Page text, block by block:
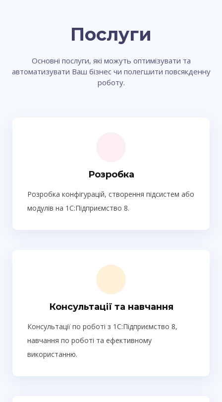
Послуги
Основні послуги, які можуть оптимізувати та
автоматизувати Ваш бізнес чи полегшити повсякденну
роботу.
Розробка
Розробка конфігурацій, створення підсистем або
модулів на 1С:Підприємство 8.
Консультації та навчання
Консультації по роботі з 1С:Підприємство 8,
навчання по роботі та ефективному
використанню.